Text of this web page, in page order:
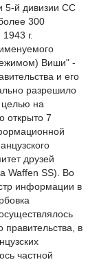
5-й дивизии СС
300
г.
Виши" -
и его
разрешило
на
открыто 7
друзей
Waffen SS). Во
информации в
в
частной